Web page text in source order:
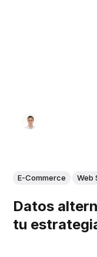
E-Commerce Web
Datos
tu